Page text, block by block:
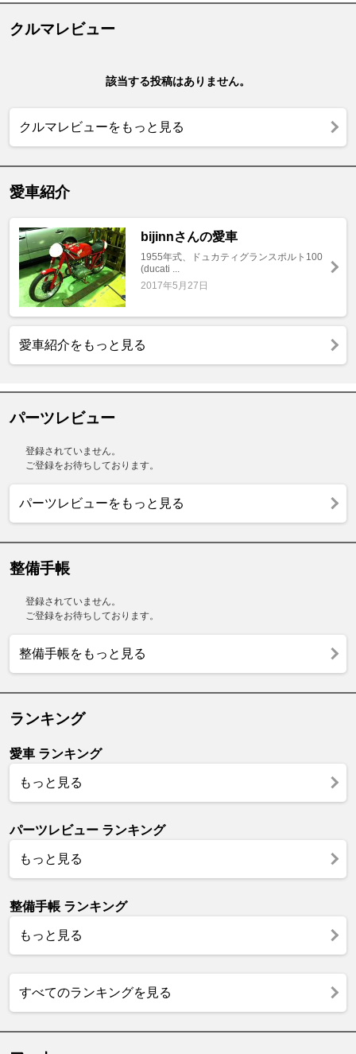
クルマレビュー
該当する投稿はありません。
クルマレビューをもっと見る
愛車紹介
bijinnさんの愛車
1955年式、ドュカティグランスポルト100
(ducati ...
2017年5月27日
愛車紹介をもっと見る
パーツレビュー
登録されていません。
ご登録をお待ちしております。
パーツレビューをもっと見る
整備手帳
登録されていません。
ご登録をお待ちしております。
整備手帳をもっと見る
ランキング
愛車 ランキング
もっと見る
パーツレビュー ランキング
もっと見る
整備手帳 ランキング
もっと見る
すべてのランキングを見る